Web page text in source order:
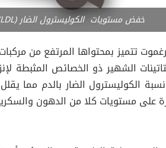
خفض مستويات الكوليسترول الضار (LDL)
تتميز بمحتواها المرتفع من
الكوليسترول الضار بالدم مما
على مستويات كلا من الدهون